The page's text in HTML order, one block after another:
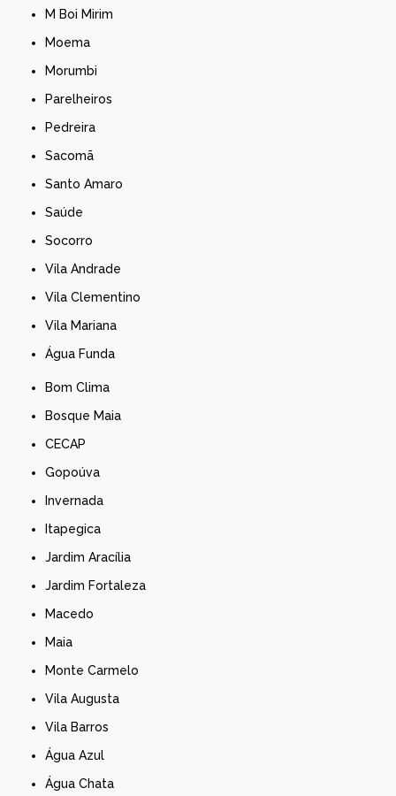
M Boi Mirim
Moema
Morumbi
Parelheiros
Pedreira
Sacomã
Santo Amaro
Saúde
Socorro
Vila Andrade
Vila Clementino
Vila Mariana
Água Funda
Bom Clima
Bosque Maia
CECAP
Gopoúva
Invernada
Itapegica
Jardim Aracília
Jardim Fortaleza
Macedo
Maia
Monte Carmelo
Vila Augusta
Vila Barros
Água Azul
Água Chata